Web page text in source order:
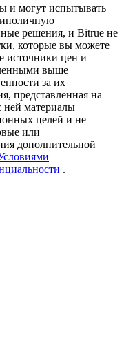
и могут испытывать
решения, и Bitrue не
которые вы можете
источники цен и
выше
за их
представленная на
ней материалы
целей и не
или
дополнительной
.